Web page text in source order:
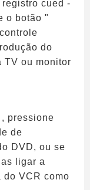
cued -
o botão "
do
TV ou monitor
pressione
de
DVD, ou se
ligar a
do VCR como